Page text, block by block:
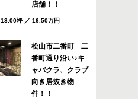
店舗！！
13.00坪 ／ 16.50万円
松山市二番町 二
番町通り沿い♪キ
ャバクラ、クラブ
向き居抜き物
件！！